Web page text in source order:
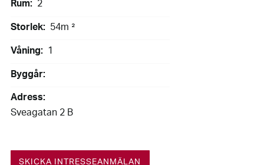
Rum: 2
Storlek: 54m ²
Våning: 1
Byggår:
Adress:
Sveagatan 2 B